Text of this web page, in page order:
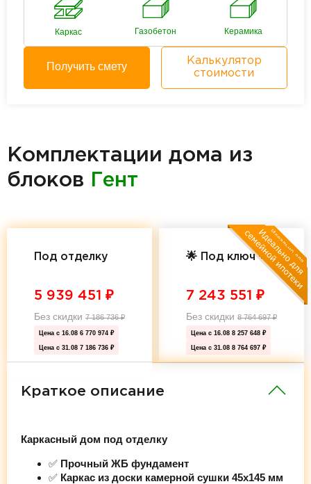
Каркас Газобетон Керамика
Получить смету
Калькулятор
стоимости
Комплектации дома из
блоков Гент
Под отделку
5 939 451 ₽
Без скидки 7 186 736₽
Цена с 16.08 6 770 974 ₽
Цена с 31.08 7 186 736 ₽
🌟 Под ключ 🌟
7 243 551 ₽
Без скидки 8 764 697₽
Цена с 16.08 8 257 648 ₽
Цена с 31.08 8 764 697 ₽
Краткое описание
Каркасный дом под отделку
✅ Прочный ЖБ фундамент
✅ Каркас из доски камерной сушки 45х145 мм